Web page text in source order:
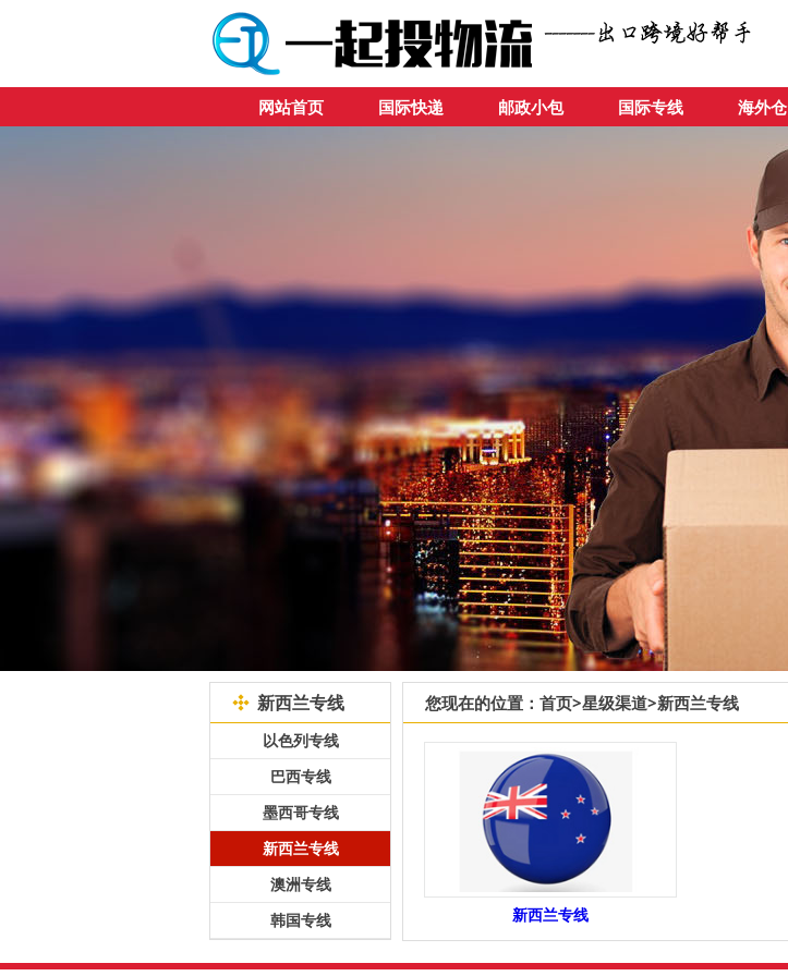
网站首页 国际快递 邮政小包 国际专线 海外仓
新西兰专线
以色列专线
巴西专线
墨西哥专线
新西兰专线
澳洲专线
韩国专线
您现在的位置： 首页>星级渠道>新西兰专线
新西兰专线